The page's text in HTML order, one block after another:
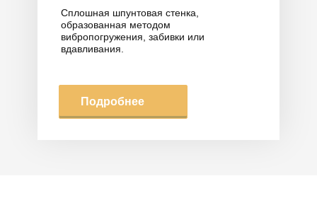
Сплошная шпунтовая стенка,
образованная методом
вибропогружения, забивки или
вдавливания.
Подробнее